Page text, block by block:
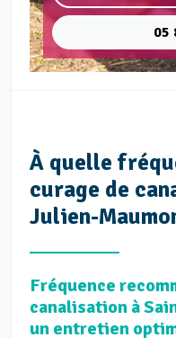
05
À quelle
curage de
Julien-
Fréquence
canalisation à
un entretien